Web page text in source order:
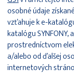
osobné údaje
vzťahuje k e-
katalógu SYNFONY,
prostredníctvom
a/alebo od ďalšej
internetových